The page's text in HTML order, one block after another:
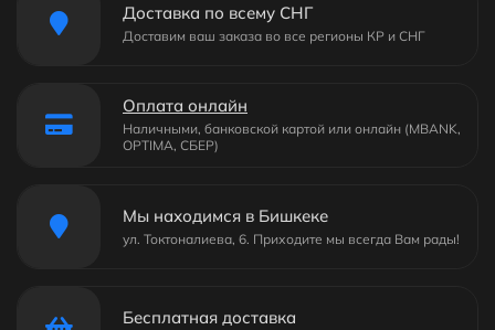
Доставка по всему СНГ
Доставим ваш заказа во все регионы КР и СНГ
Оплата онлайн
Наличными, банковской картой или онлайн (MBANK,
OPTIMA, СБЕР)
Мы находимся в Бишкеке
ул. Токтоналиева, 6. Приходите мы всегда Вам рады!
Бесплатная доставка